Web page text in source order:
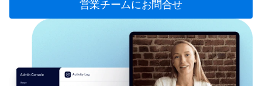
営業チームにお問合せ